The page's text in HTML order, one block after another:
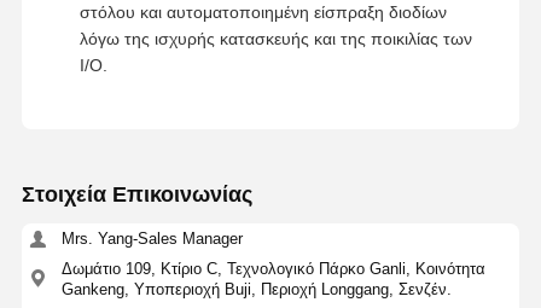
στόλου και αυτοματοποιημένη είσπραξη διοδίων
λόγω της ισχυρής κατασκευής και της ποικιλίας των
I/O.
Στοιχεία Επικοινωνίας
Mrs. Yang-Sales Manager
Δωμάτιο 109, Κτίριο C, Τεχνολογικό Πάρκο Ganli, Κοινότητα
Gankeng, Υποπεριοχή Buji, Περιοχή Longgang, Σενζέν.